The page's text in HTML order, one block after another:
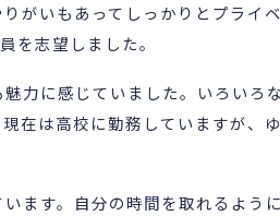
がいもあってしっかりとプライ
を志望しました。
力に感じていました。いろいろ
在は高校に勤務していますが、
ます。自分の時間を取れるよう